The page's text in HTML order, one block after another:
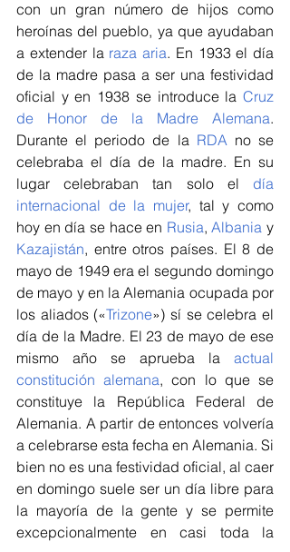
con un gran número de hijos como
heroínas del pueblo, ya que ayudaban
a extender la raza aria. En 1933 el día
de la madre pasa a ser una festividad
oficial y en 1938 se introduce la Cruz
de Honor de la Madre Alemana.
Durante el periodo de la RDA no se
celebraba el día de la madre. En su
lugar celebraban tan solo el día
internacional de la mujer, tal y como
hoy en día se hace en Rusia, Albania
Kazajistán, entre otros países. El 8 de
mayo de 1949 era el segundo domingo
de mayo y en la Alemania ocupada por
los aliados («Trizone») sí se celebra el
día de la Madre. El 23 de mayo de ese
mismo año se aprueba la actual
constitución alemana, con lo que se
constituye la República Federal de
Alemania. A partir de entonces volvería
a celebrarse esta fecha en Alemania. Si
bien no es una festividad oficial, al caer
en domingo suele ser un día libre para
la mayoría de la gente y se permite
excepcionalmente en casi toda la